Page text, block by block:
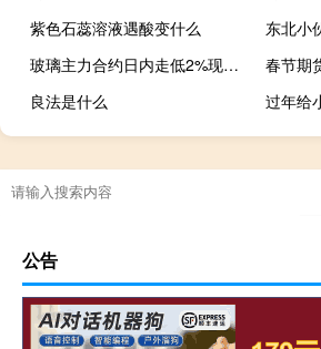
紫色石蕊溶液遇酸变什么
东北小
玻璃主力合约日内走低2%现报1534元/吨
春节期
良法是什么
过年给
公告